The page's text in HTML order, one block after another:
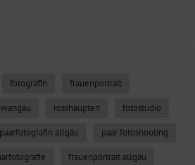
fotografin frauenportrait
rosshaupten fotostudio
paarfotografin allgäu paar fotoshooting
frauenportrait allgäu